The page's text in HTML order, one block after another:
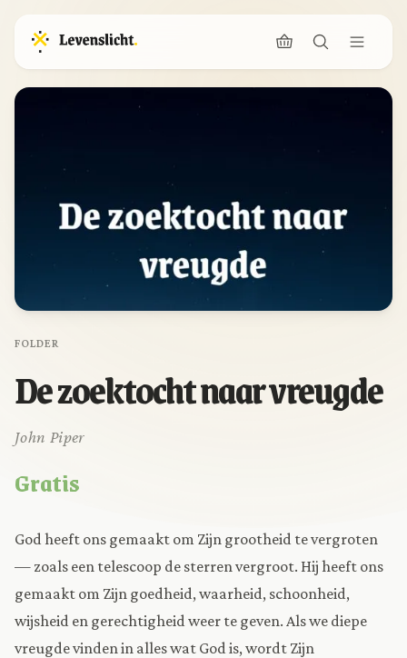
FOLDER
De zoektocht naar vreugde
John Piper
Gratis
God heeft ons gemaakt om Zijn grootheid te vergroten
— zoals een telescoop de sterren vergroot. Hij heeft ons
gemaakt om Zijn goedheid, waarheid, schoonheid,
wijsheid en gerechtigheid weer te geven. Als we diepe
vreugde vinden in alles wat God is, wordt Zijn